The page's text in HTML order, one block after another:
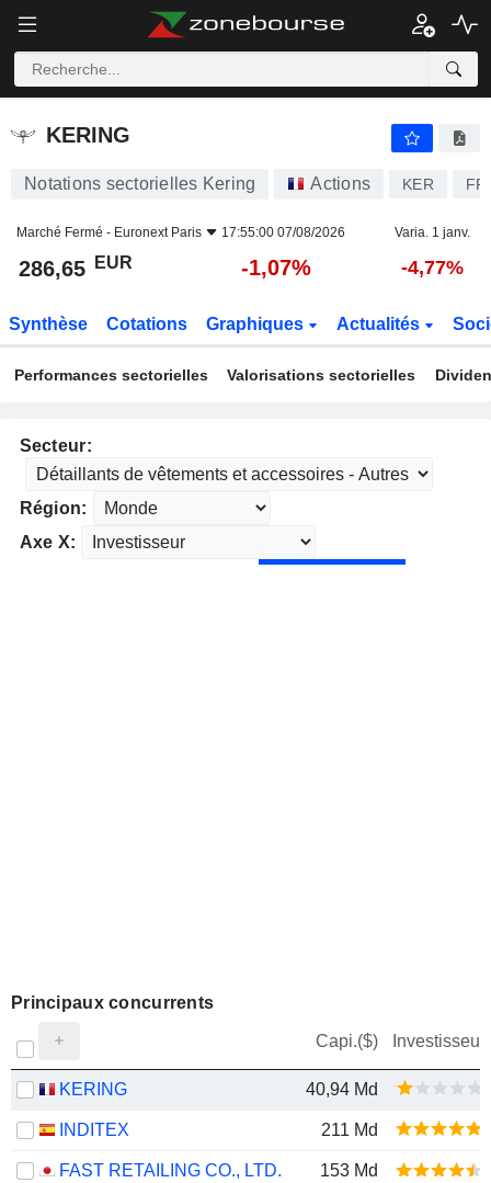
KERING
KERING
Notations sectorielles Kering Actions KER
Marché Fermé - Euronext Paris 17:55:00 07/08/2026 Varia. 1 janv.
286,65 EUR -1,07% -4,77%
Synthèse Cotations Graphiques Actualités
Performances sectorielles Valorisations sectorielles
Secteur:
Région:
Axe X:
Principaux concurrents
Capi.($) Investisseur
KERING 40,94 Md
INDITEX 211 Md
FAST RETAILING CO., LTD. 153 Md